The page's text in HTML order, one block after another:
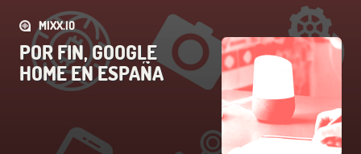
MIXX.IO
POR FIN, GOOGLE
HOME EN ESPAÑA